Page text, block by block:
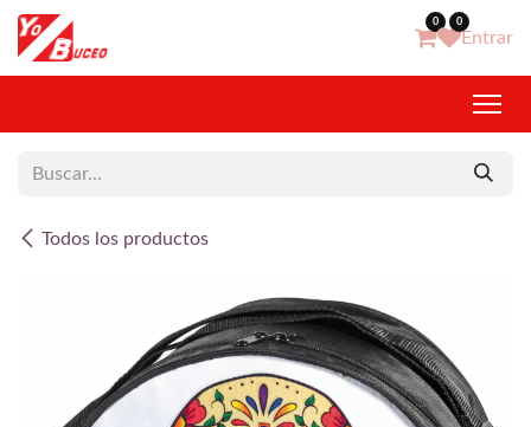
Ir al contenido 0 0
Entrar
Todos los productos